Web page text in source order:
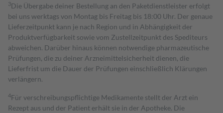
3Die Übergabe deiner Bestellung an den Paketdienstleister erfolgt
bei uns werktags von Montag bis Freitag bis 18:00 Uhr. Der genaue
Lieferzeitpunkt kann je nach Region und in Abhängigkeit der
Produktverfügbarkeit sowie vom Zustellzeitpunkt des Spediteurs
abweichen. Darüber hinaus können notwendige pharmazeutische
Prüfungen, die zu deiner Arzneimittelsicherheit dienen, die
Lieferfrist um die Dauer der Prüfungen einschließlich Klärungen
verlängern.
4Für verschreibungspflichtige Medikamente stellt der Arzt ein
Rezept aus und der Patient erhält sie in der Apotheke. Die